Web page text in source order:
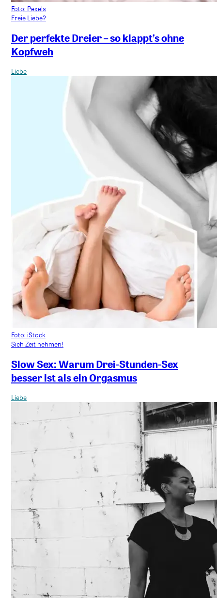
Foto: Pexels
Freie Liebe?
Der perfekte Dreier – so klappt’s ohne
Kopfweh
Liebe
Foto: iStock
Sich Zeit nehmen!
Slow Sex: Warum Drei-Stunden-Sex
besser ist als ein Orgasmus
Liebe